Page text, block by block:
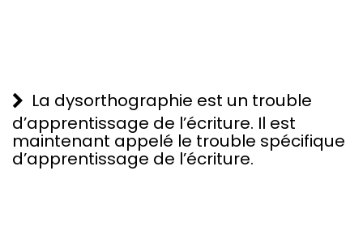
La dysorthographie est un trouble
d’apprentissage de l’écriture. Il est
maintenant appelé le trouble spécifique
d’apprentissage de l’écriture.